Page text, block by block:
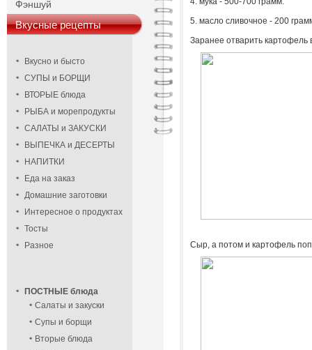
Фэншуй
Вкусные рецепты
Вкусно и бысто
СУПЫ и БОРЩИ
ВТОРЫЕ блюда
РЫБА и морепродукты
САЛАТЫ и ЗАКУСКИ
ВЫПЕЧКА и ДЕСЕРТЫ
НАПИТКИ
Еда на заказ
Домашние заготовки
Интересное о продуктах
Тосты
Разное
ПОСТНЫЕ блюда
Салаты и закуски
Супы и борщи
Вторые блюда
5. масло сливочное - 200
Заранее отварить картофель
Сыр, а потом и картофель